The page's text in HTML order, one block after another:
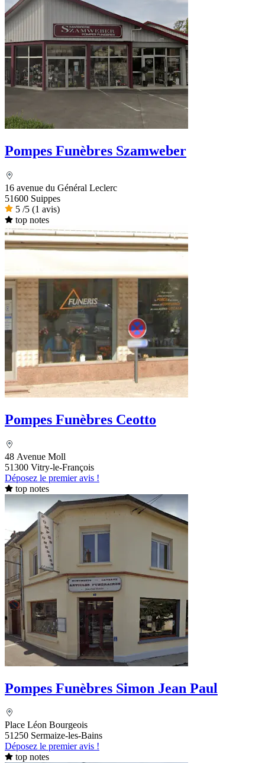
Pompes Funèbres Szamweber
16 avenue du Général Leclerc
51600 Suippes
5 /5 (1 avis)
top notes
Pompes Funèbres Ceotto
48 Avenue Moll
51300 Vitry-le-François
Déposez le premier avis !
top notes
Pompes Funèbres Simon Jean Paul
Place Léon Bourgeois
51250 Sermaize-les-Bains
Déposez le premier avis !
top notes